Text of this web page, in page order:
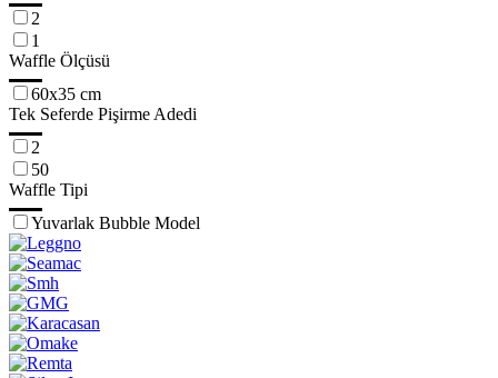
2
1
Waffle Ölçüsü
60x35 cm
Tek Seferde Pişirme Adedi
2
50
Waffle Tipi
Yuvarlak Bubble Model